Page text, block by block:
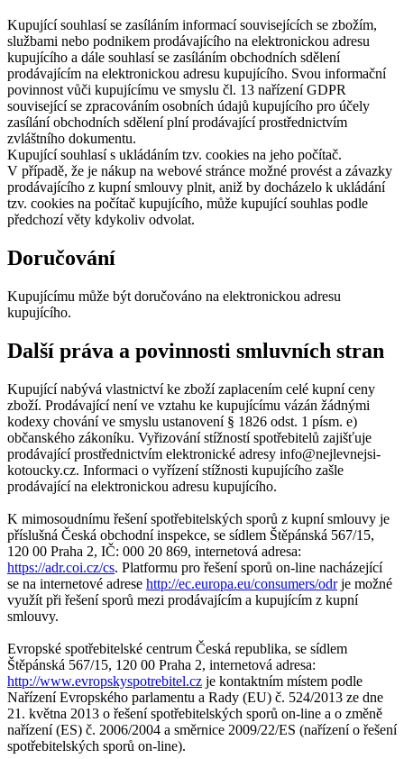
Kupující souhlasí se zasíláním informací souvisejících se zbožím,
službami nebo podnikem prodávajícího na elektronickou adresu
kupujícího a dále souhlasí se zasíláním obchodních sdělení
prodávajícím na elektronickou adresu kupujícího. Svou informační
povinnost vůči kupujícímu ve smyslu čl. 13 nařízení GDPR
související se zpracováním osobních údajů kupujícího pro účely
zasílání obchodních sdělení plní prodávající prostřednictvím
zvláštního dokumentu.
Kupující souhlasí s ukládáním tzv. cookies na jeho počítač.
V případě, že je nákup na webové stránce možné provést a závazky
prodávajícího z kupní smlouvy plnit, aniž by docházelo k ukládání
tzv. cookies na počítač kupujícího, může kupující souhlas podle
předchozí věty kdykoliv odvolat.
Doručování
Kupujícímu může být doručováno na elektronickou adresu
kupujícího.
Další práva a povinnosti smluvních stran
Kupující nabývá vlastnictví ke zboží zaplacením celé kupní ceny
zboží. Prodávající není ve vztahu ke kupujícímu vázán žádnými
kodexy chování ve smyslu ustanovení § 1826 odst. 1 písm. e)
občanského zákoníku. Vyřizování stížností spotřebitelů zajišťuje
prodávající prostřednictvím elektronické adresy info@nejlevnejsi-
kotoucky.cz. Informaci o vyřízení stížnosti kupujícího zašle
prodávající na elektronickou adresu kupujícího.
K mimosoudnímu řešení spotřebitelských sporů z kupní smlouvy je
příslušná Česká obchodní inspekce, se sídlem Štěpánská 567/15,
120 00 Praha 2, IČ: 000 20 869, internetová adresa:
https://adr.coi.cz/cs. Platformu pro řešení sporů on-line nacházející
se na internetové adrese http://ec.europa.eu/consumers/odrje možné
využít při řešení sporů mezi prodávajícím a kupujícím z kupní
smlouvy.
Evropské spotřebitelské centrum Česká republika, se sídlem
Štěpánská 567/15, 120 00 Praha 2, internetová adresa:
http://www.evropskyspotrebitel.cz je kontaktním místem podle
Nařízení Evropského parlamentu a Rady (EU) č. 524/2013 ze dne
21. května 2013 o řešení spotřebitelských sporů on-line a o změně
nařízení (ES) č. 2006/2004 a směrnice 2009/22/ES (nařízení o řešení
spotřebitelských sporů on-line).